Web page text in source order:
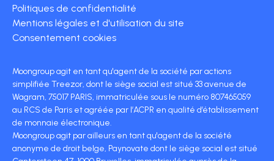
Politiques de confidentialité
Mentions légales et d'utilisation du site
Consentement cookies
Moongroup agit en tant qu'agent de la société par actions
simplifiée Treezor, dont le siège social est situé 33 avenue de
Wagram, 75017 PARIS, immatriculée sous le numéro 807465059
au RCS de Paris et agréée par l’ACPR en qualité d’établissement
de monnaie électronique.
Moongroup agit par ailleurs en tant qu'agent de la société
anonyme de droit belge, Paynovate dont le siège social est situé